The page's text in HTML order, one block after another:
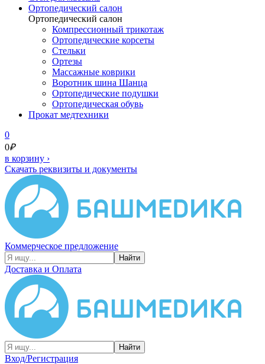
Ортопедический салон
Ортопедический салон
Компрессионный трикотаж
Ортопедические корсеты
Стельки
Ортезы
Массажные коврики
Воротник шина Шанца
Ортопедические подушки
Ортопедическая обувь
Прокат медтехники
0
0₽
в корзину ›
Скачать реквизиты и документы
Коммерческое предложение
Найти
Доставка и Оплата
Найти
Вход/Регистрация